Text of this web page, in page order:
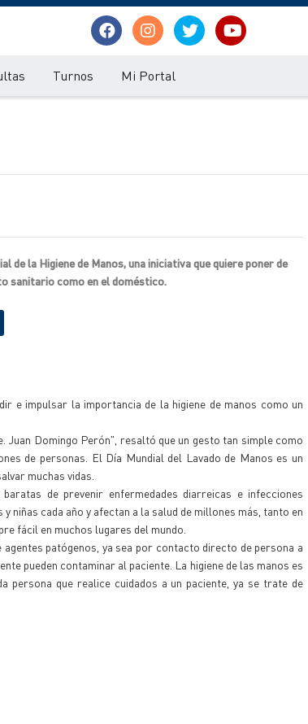
Turnos Mi Portal
de la Higiene de Manos, una iniciativa que quiere poner de
sanitario como en el doméstico.
e impulsar la importancia de la higiene de manos como un
Domingo Perón", resaltó que un gesto tan simple como
de personas. El Día Mundial del Lavado de Manos es un
muchas vidas.
de prevenir enfermedades diarreicas e infecciones
niñas cada año y afectan a la salud de millones más, tanto en
fácil en muchos lugares del mundo.
patógenos, ya sea por contacto directo de persona a
pueden contaminar al paciente. La higiene de las manos es
persona que realice cuidados a un paciente, ya se trate de